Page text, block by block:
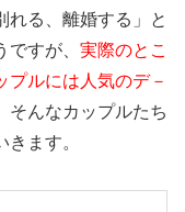
れる、離婚する」と
すが、 実際のとこ
プルには人気のデ－
そんなカップルたち
ます。